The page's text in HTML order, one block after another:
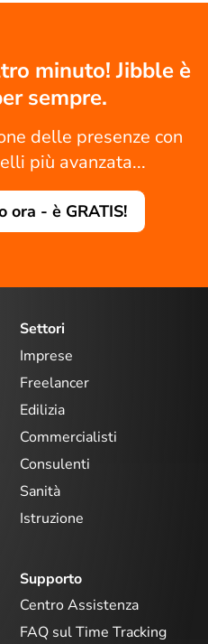
minuto! Jibble è
sempre.
delle presenze con
più avanzata...
ora - è GRATIS!
Settori
Imprese
Freelancer
Edilizia
Commercialisti
Consulenti
Sanità
Istruzione
Supporto
Centro Assistenza
FAQ sul Time Tracking